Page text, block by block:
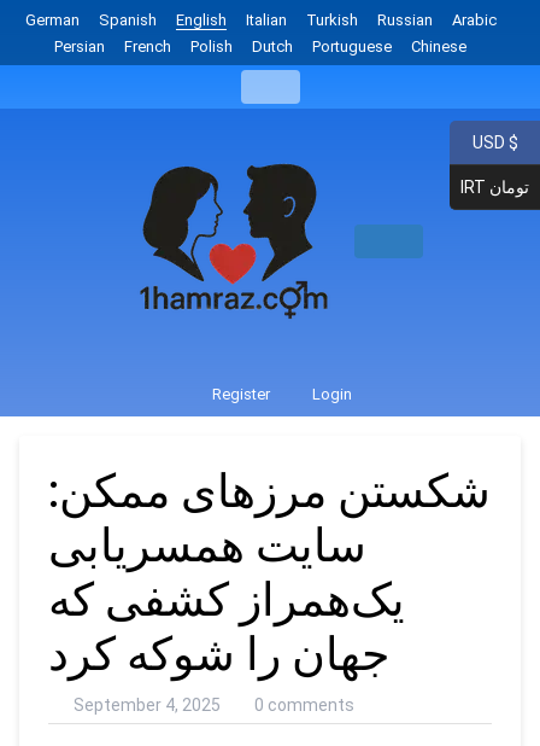
German Spanish English Italian Turkish Russian
Arabic
Persian
French Polish Dutch Portuguese Chinese
Register Login
شکستن مرزهای ممکن:
سایت همسریابی
یک‌همراز کشفی که
جهان را شوکه کرد
September 4, 2025 0 comments
USD $
IRT تومان